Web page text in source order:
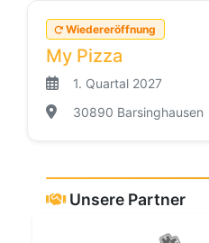
Wiedereröffnung
My Pizza
1. Quartal 2027
30890 Barsinghausen
Unsere Partner